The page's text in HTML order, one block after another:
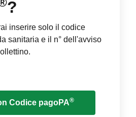
?
inserire solo il codice
sanitaria e il n° dell'avviso
Codice pagoPA®